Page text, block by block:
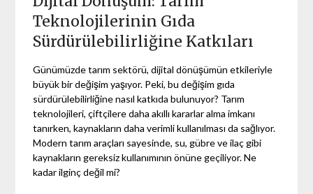
Teknolojilerinin Gıda
Sürdürülebilirliğine Katkıları
Günümüzde tarım sektörü, dijital dönüşümün etkileriyle
büyük bir değişim yaşıyor. Peki, bu değişim gıda
sürdürülebilirliğine nasıl katkıda bulunuyor? Tarım
teknolojileri, çiftçilere daha akıllı kararlar alma imkanı
tanırken, kaynakların daha verimli kullanılması da sağlıyor.
Modern tarım araçları sayesinde, su, gübre ve ilaç gibi
kaynakların gereksiz kullanımının önüne geçiliyor. Ne
kadar ilginç değil mi?